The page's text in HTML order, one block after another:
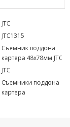
JTC
JTC1315
Съемник поддона
картера 48х78мм JTC
JTC
Съемники поддона
картера